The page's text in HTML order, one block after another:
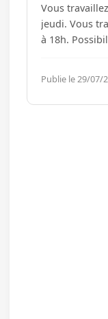
Vous
jeudi. Vous
à 18h.
Vous
particuliers -
Publie le 29/07/